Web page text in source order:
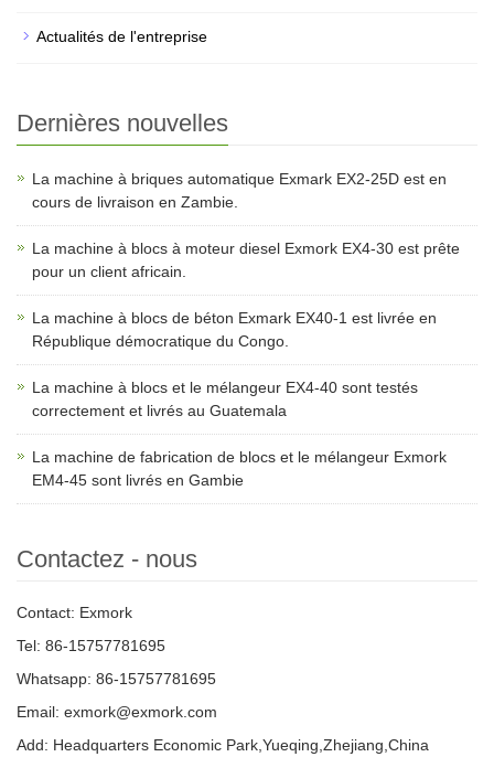
Actualités de l'entreprise
Dernières nouvelles
La machine à briques automatique Exmark EX2-25D est en
cours de livraison en Zambie.
La machine à blocs à moteur diesel Exmork EX4-30 est prête
pour un client africain.
La machine à blocs de béton Exmark EX40-1 est livrée en
République démocratique du Congo.
La machine à blocs et le mélangeur EX4-40 sont testés
correctement et livrés au Guatemala
La machine de fabrication de blocs et le mélangeur Exmork
EM4-45 sont livrés en Gambie
Contactez - nous
Contact: Exmork
Tel: 86-15757781695
Whatsapp: 86-15757781695
Email: exmork@exmork.com
Add: Headquarters Economic Park,Yueqing,Zhejiang,China